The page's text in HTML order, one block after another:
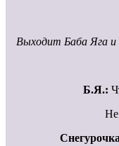
Выходит Баба Яга
Б.Я.:
Не